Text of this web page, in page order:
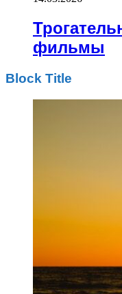
фильмы
Block Title